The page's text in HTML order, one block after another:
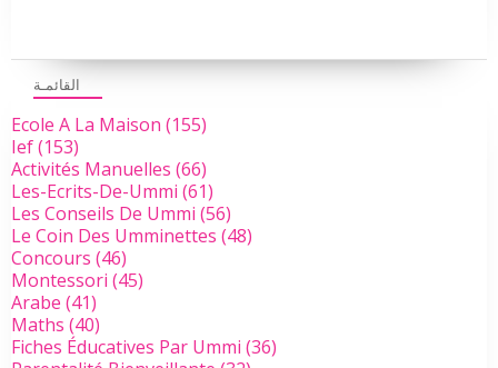
القائمـة
Ecole A La Maison (155)
Ief(153)
Activités Manuelles (66)
Les-Ecrits-De-Ummi (61)
Les Conseils De Ummi (56)
Le Coin Des Umminettes (48)
Concours (46)
Montessori (45)
Arabe (41)
Maths (40)
Fiches Éducatives Par Ummi (36)